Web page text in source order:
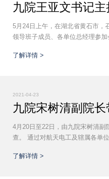
九院王亚文书记
5月24日上午，在湖北省黄石市，
领导班子成员、各单位总经理参
了解详情 >
2021-04-23
九院宋树清副院
4月20日至22日，由九院宋树清
查。 通过对航天电工及辖属各单
了解详情 >